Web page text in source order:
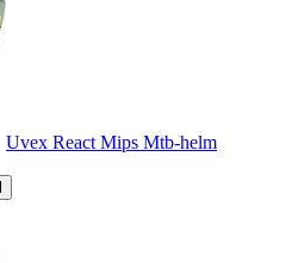
Uvex React Mips Mtb-helm